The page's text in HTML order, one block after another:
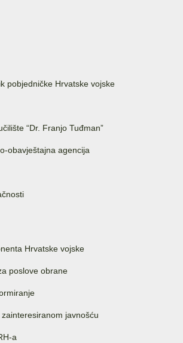
pobjedničke Hrvatske vojske
“Dr. Franjo Tuđman”
obavještajna agencija
Hrvatske vojske
poslove obrane
javnošću
a